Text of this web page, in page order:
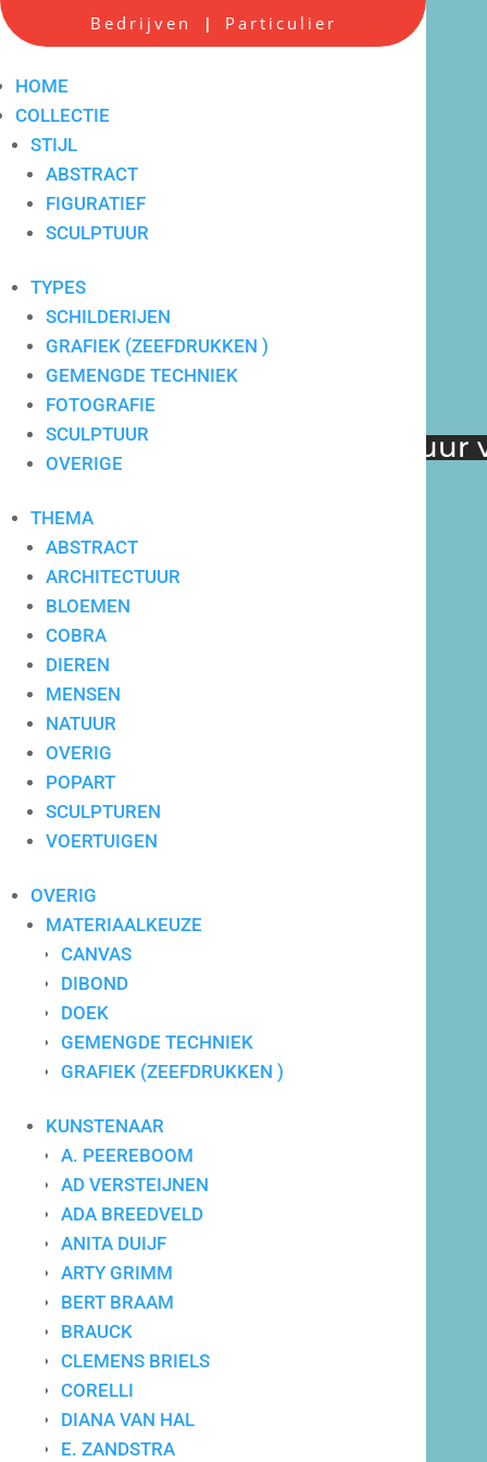
Bedrijven | Particulier
HOME
COLLECTIE
STIJL
ABSTRACT
FIGURATIEF
SCULPTUUR
TYPES
SCHILDERIJEN
GRAFIEK (ZEEFDRUKKEN )
GEMENGDE TECHNIEK
FOTOGRAFIE
SCULPTUUR
OVERIGE
THEMA
ABSTRACT
ARCHITECTUUR
BLOEMEN
COBRA
DIEREN
MENSEN
NATUUR
OVERIG
POPART
SCULPTUREN
VOERTUIGEN
OVERIG
MATERIAALKEUZE
CANVAS
DIBOND
DOEK
GEMENGDE TECHNIEK
GRAFIEK (ZEEFDRUKKEN )
KUNSTENAAR
A. PEEREBOOM
AD VERSTEIJNEN
ADA BREEDVELD
ANITA DUIJF
ARTY GRIMM
BERT BRAAM
BRAUCK
CLEMENS BRIELS
CORELLI
DIANA VAN HAL
E. ZANDSTRA
Scherpe all-in prijzen
Hoge service op locatie
Maatwerk advies
Persoonlijk contact
ÉÉN AANSPREEKPUNT
Verkoop en